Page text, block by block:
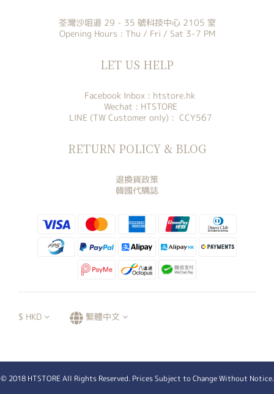
荃灣沙咀道 29 - 35 號科技中心 2105 室
Opening Hours : Thu / Fri / Sat 3-7 PM
LET US HELP
Facebook Inbox : htstore.hk
Wechat : HTSTORE
LINE (TW Customer only) : CCY567
RETURN POLICY & BLOG
退換貨政策
韓國代購誌
$ HKD 繁體中文
© 2018 HTSTORE All Rights Reserved. Prices Subject to Change Without Notice.